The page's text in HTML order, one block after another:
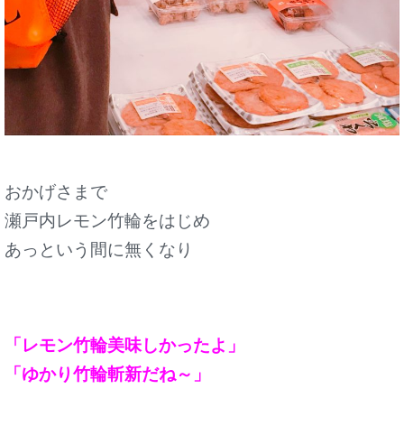
おかげさまで
瀬戸内レモン竹輪をはじめ
あっという間に無くなり
「レモン竹輪美味しかったよ」
「ゆかり竹輪斬新だね～」